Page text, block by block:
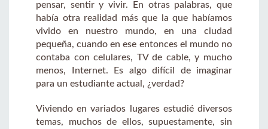
pensar, sentir y vivir. En otras palabras, que
había otra realidad más que la que habíamos
vivido en nuestro mundo, en una ciudad
pequeña, cuando en ese entonces el mundo no
contaba con celulares, TV de cable, y mucho
menos, Internet. Es algo difícil de imaginar
para un estudiante actual, ¿verdad?
Viviendo en variados lugares estudié diversos
temas, muchos de ellos, supuestamente, sin